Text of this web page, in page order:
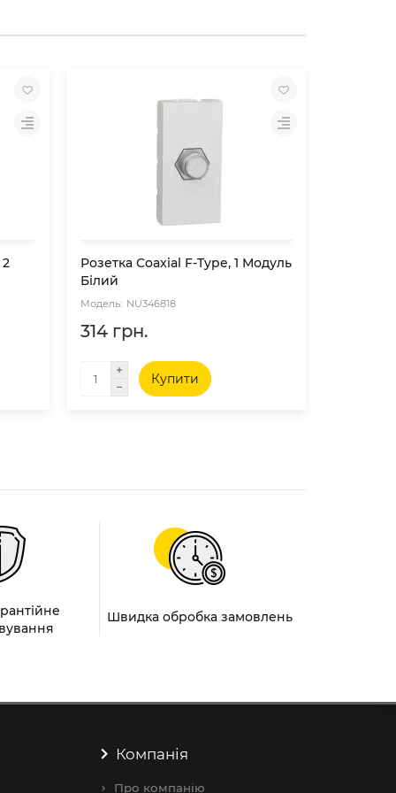
Розетка Coaxial F-Type, 1 Модуль
Білий
NU346818
314 грн.
Купити
Швидка обробка замовлень
Компанія
Про компанію